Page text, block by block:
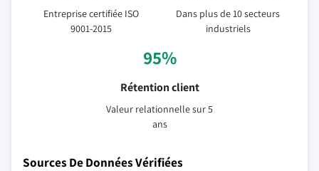
Entreprise certifiée ISO
9001-2015
Dans plus de 10 secteurs
industriels
95%
Rétention client
Valeur relationnelle sur 5
ans
Sources De Données Vérifiées